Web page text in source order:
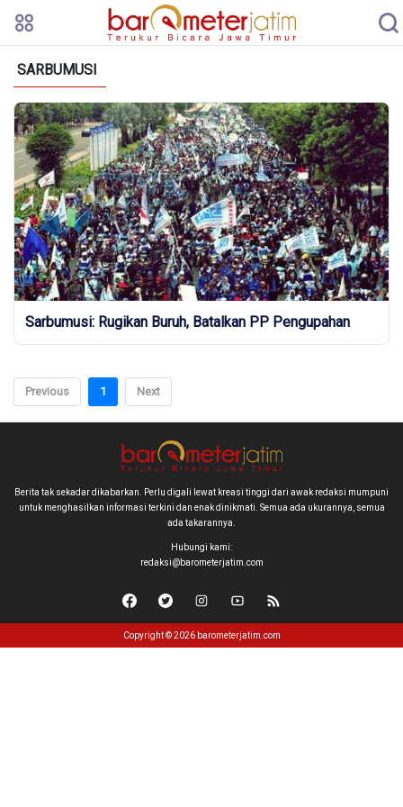
SARBUMUSI
Sarbumusi: Rugikan Buruh, Batalkan PP Pengupahan
Previous 1 Next
Berita tak sekadar dikabarkan. Perlu digali lewat kreasi tinggi dari awak redaksi mumpuni
untuk menghasilkan informasi terkini dan enak dinikmati. Semua ada ukurannya, semua
ada takarannya.
Hubungi kami:
redaksi@barometerjatim.com
Copyright © 2026 barometerjatim.com